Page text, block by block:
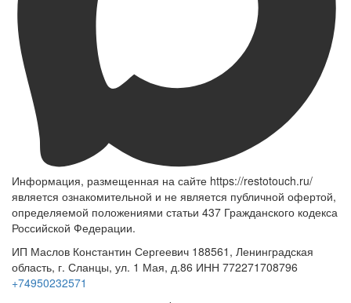
Информация, размещенная на сайте https://restotouch.ru/
является ознакомительной и не является публичной офертой,
определяемой положениями статьи 437 Гражданского кодекса
Российской Федерации.
ИП Маслов Константин Сергеевич 188561, Ленинградская
область, г. Сланцы, ул. 1 Мая, д.86 ИНН 772271708796
+74950232571